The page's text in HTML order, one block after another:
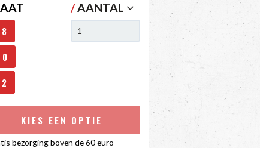
/AANTAL
KIES EEN OPTIE
bezorging boven de 60 euro